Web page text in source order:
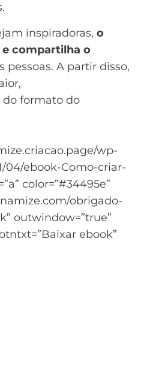
inspiradoras, o
compartilha o
pessoas. A partir disso,
formato do
wp-
04/ebook-Como-criar-
color=”#34495e”
obrigado-
outwindow=”true”
ebook”